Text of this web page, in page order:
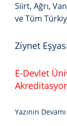
Siirt, Ağrı,
ve Tüm
Ziynet
E-Devlet
Yazının Devamı